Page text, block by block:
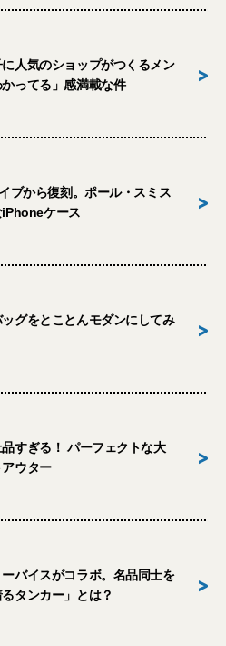
人気のショップがつくるメン
ってる」感満載な件
>
ブから復刻。ポール・スミス
ケース
>
ッグをとことんモダンにしてみ
>
すぎる！ パーフェクトな大
アウター
>
バイスがコラボ。名品同士を
タンカー」とは？
>